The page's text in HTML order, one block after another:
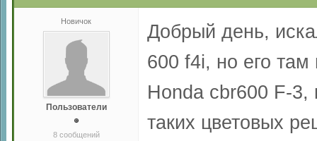
Новичок
Пользователи
8 сообщений
Добрый день,
600 f4i, но его там
Honda cbr600 F-3,
таких цветовых